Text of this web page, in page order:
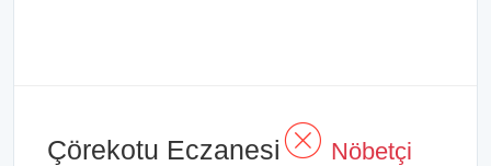
Çörekotu Eczanesi
Nöbetçi